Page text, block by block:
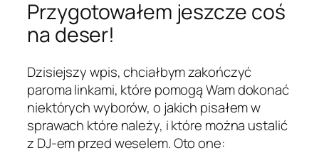
Przygotowałem jeszcze coś
na deser!
Dzisiejszy wpis, chciałbym zakończyć
paroma linkami, które pomogą Wam dokonać
niektórych wyborów, o jakich pisałem w
sprawach które należy, i które można ustalić
z DJ-em przed weselem. Oto one: